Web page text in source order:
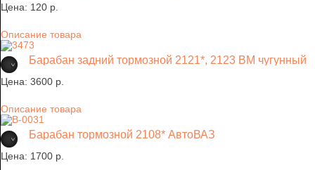
Цена: 120 p.
Описание товара
Барабан задний тормозной 2121*, 2123 ВМ чугунный
Цена: 3600 p.
Описание товара
Барабан тормозной 2108* АвтоВАЗ
Цена: 1700 p.